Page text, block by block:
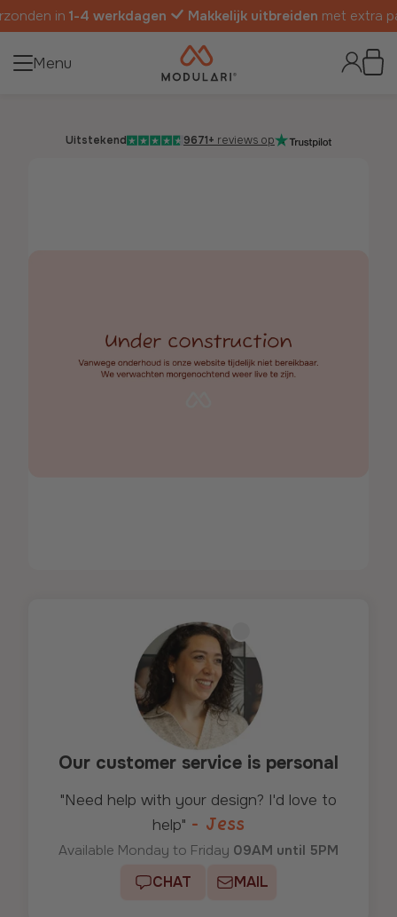
in 1-4 werkdagen Makkelijk uitbreidenmet extra
Menu
Uitstekend 9671+ reviews op
Our customer service is personal
"Need help with your design? I'd love to
help" - Jess
Available Monday to Friday 09AM until 5PM
CHAT MAIL